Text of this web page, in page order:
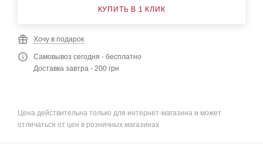
КУПИТЬ В 1 КЛИК
Хочу в подарок
Самовывоз сегодня - бесплатно
Доставка завтра - 200 грн
Цена действительна только для интернет-магазина и может
отличаться от цен в розничных магазинах